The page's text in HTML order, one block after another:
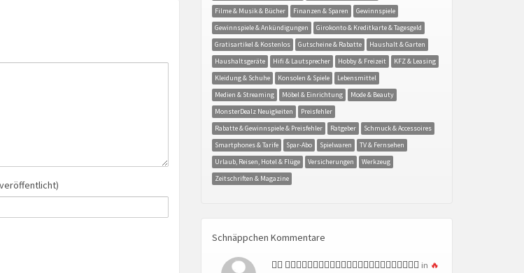
Filme & Musik & Bücher
Finanzen & Sparen
Gewinnspiele
Gewinnspiele & Ankündigungen
Girokonto & Kreditkarte & Tagesgeld
Gratisartikel & Kostenlos
Gutscheine & Rabatte
Haushalt & Garten
Haushaltsgeräte
Hifi & Lautsprecher Hobby & Freizeit
KFZ & Leasing
Kleidung & Schuhe
Konsolen & Spiele
Lebensmittel
Medien & Streaming
Möbel & Einrichtung
Mode & Beauty
MonsterDealz Neuigkeiten
Preisfehler
Rabatte & Gewinnspiele & Preisfehler
Ratgeber
Schmuck & Accessoires
Smartphones & Tarife
Spar-Abo Spielwaren
TV & Fernsehen
Urlaub, Reisen, Hotel & Flüge
Versicherungen
Werkzeug
Zeitschriften & Magazine
Schnäppchen Kommentare
👍🏻 👍🏻👍🏻👍🏻👍🏻👍🏻👍🏻👍🏻👍🏻👍🏻👍🏻👍🏻👍🏻 in 🔥